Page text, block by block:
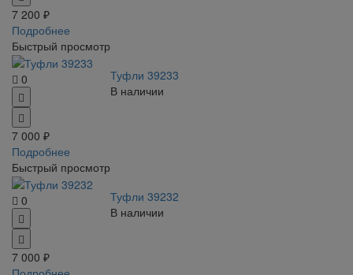
7 200 ₽
Подробнее
Быстрый просмотр
0
Туфли 39233
В наличии
7 000 ₽
Подробнее
Быстрый просмотр
0
Туфли 39232
В наличии
7 000 ₽